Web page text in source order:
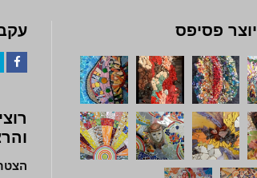
יוצר פסיפס